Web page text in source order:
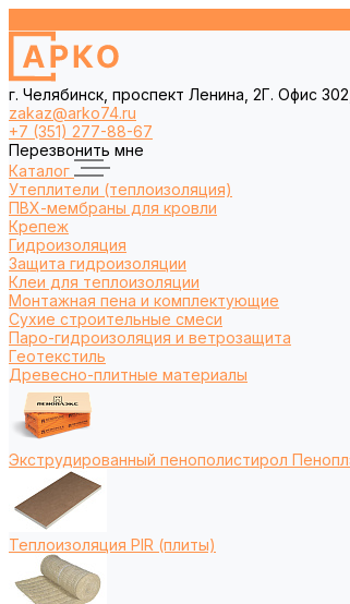
г. Челябинск, проспект Ленина, 2Г. Офис
zakaz@arko74.ru
+7 (351) 277-88-67
Перезвонить мне
Каталог
Утеплители (теплоизоляция)
ПВХ-мембраны для кровли
Крепеж
Гидроизоляция
Защита гидроизоляции
Клеи для теплоизоляции
Монтажная пена и комплектующие
Сухие строительные смеси
Паро-гидроизоляция и ветрозащита
Геотекстиль
Древесно-плитные материалы
Экструдированный пенополистирол
Теплоизоляция PIR (плиты)